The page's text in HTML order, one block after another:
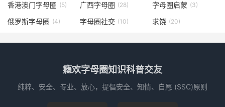
香港澳门字母圈 (5) 广西字母圈 (28) 字母圈启蒙 (3)
俄罗斯字母圈 (4) 字母圈社交 (10) 求饶 (20)
瘾欢字母圈知识科普交友
纯粹、安全、专业、放心，提倡安全、知情、自愿 (SSC)原则